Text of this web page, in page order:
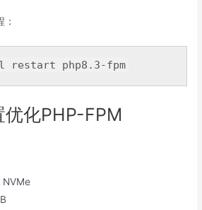
restart php8.3-fpm
优化PHP-FPM
NVMe